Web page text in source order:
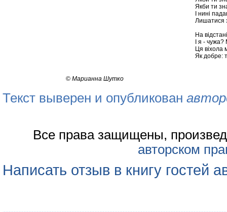
Якби ти
І нині
Лишатися
На
І я - чужа?
Ця віхола
Як добре:
© Марианна Шутко
Текст выверен и опубликован
Все права защищены,
авторском
Написать отзыв в книгу гостей